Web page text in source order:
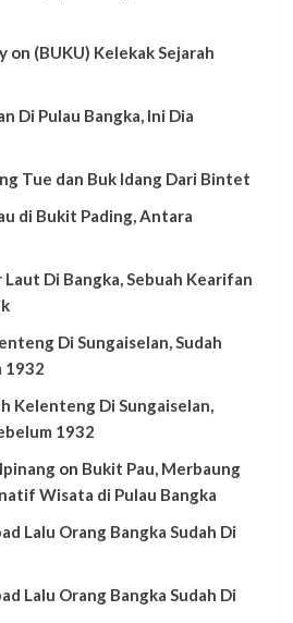
on (BUKU) Kelekak Sejarah
Di Pulau Bangka, Ini Dia
Tue dan Buk Idang Dari Bintet
di Bukit Pading, Antara
Laut Di Bangka, Sebuah Kearifan
Di Sungaiselan, Sudah
1932
Kelenteng Di Sungaiselan,
1932
on Bukit Pau, Merbaung
Wisata di Pulau Bangka
Lalu Orang Bangka Sudah Di
Lalu Orang Bangka Sudah Di